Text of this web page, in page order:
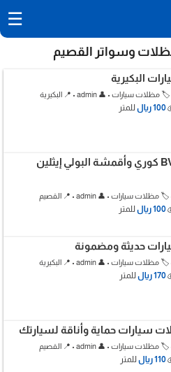
☰
وسواتر القصيم
البكيرية
100 ريال للمتر
مظلات BVC كوري وأقمشة البولي إيثلين
100 ريال للمتر
حديثة ومضمونة
170 ريال للمتر
سيارات حماية وأناقة لسيارتك
110 ريال للمتر